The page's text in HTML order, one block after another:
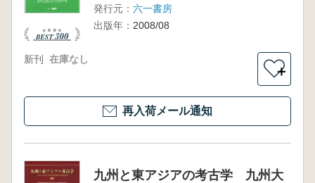
発行元： 六一書房
出版年： 2008/08
新刊 在庫なし
＋
再入荷メール通知
九州と東アジアの考古学 九州大